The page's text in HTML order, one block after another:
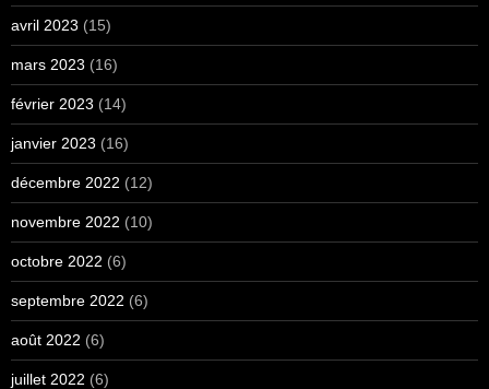
avril 2023 (15)
mars 2023 (16)
février 2023 (14)
janvier 2023 (16)
décembre 2022 (12)
novembre 2022 (10)
octobre 2022 (6)
septembre 2022 (6)
août 2022 (6)
juillet 2022 (6)